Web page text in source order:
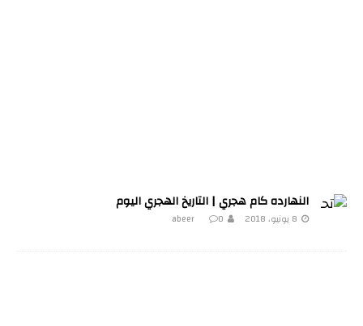
النهارده كام هجري | التاريخ الهجري اليوم
8 يونيو، 2018 abeer 0